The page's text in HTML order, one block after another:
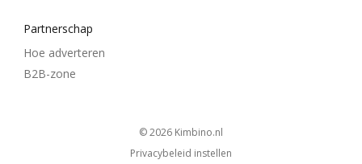
Partnerschap
Hoe adverteren
B2B-zone
© 2026
kimbino.nl
Privacybeleid instellen